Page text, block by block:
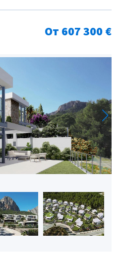
От 607 300 €